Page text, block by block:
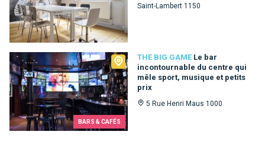
Saint-Lambert 1150
BARS & CAFÉS
THE BIG GAME Le bar
incontournable du centre qui
mêle sport, musique et petits
prix
5 Rue Henri Maus 1000
The Big Game